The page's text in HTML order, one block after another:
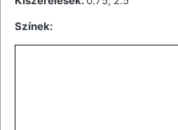
Színek: